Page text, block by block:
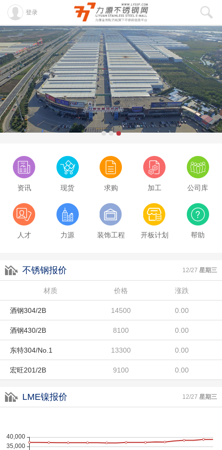
登录
资讯 现货 求购 加工 公司库
人才 力源 装饰工程 开板计划 帮助
不锈钢报价 12/27 星期三
材质 价格 涨跌
酒钢430/2B 8100
宏旺201/2B 0.00
8800 0.00
酒钢304/2B 14500 0.00
酒钢430/2B 8100 0.00
东特304/No.1 13300 0.00
宏旺201/2B 9100 0.00
酒钢304/2B 14500 0.00
LME镍报价 12/27 星期三